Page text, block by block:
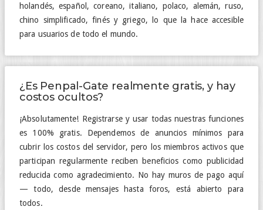
holandés, español, coreano, italiano, polaco, alemán, ruso,
chino simplificado, finés y griego, lo que la hace accesible
para usuarios de todo el mundo.
¿Es Penpal-Gate realmente gratis, y hay
costos ocultos?
¡Absolutamente! Registrarse y usar todas nuestras funciones
es 100% gratis. Dependemos de anuncios mínimos para
cubrir los costos del servidor, pero los miembros activos que
participan regularmente reciben beneficios como publicidad
reducida como agradecimiento. No hay muros de pago aquí
— todo, desde mensajes hasta foros, está abierto para
todos.